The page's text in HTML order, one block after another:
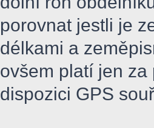
porovnat jestli je
délkami a
ovšem platí jen
dispozici GPS